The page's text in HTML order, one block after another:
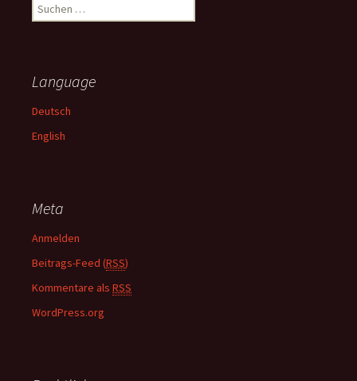
u
n
n
c
Language
Deutsch
English
Meta
Anmelden
Beitrags-Feed (RSS)
Kommentare als RSS
WordPress.org